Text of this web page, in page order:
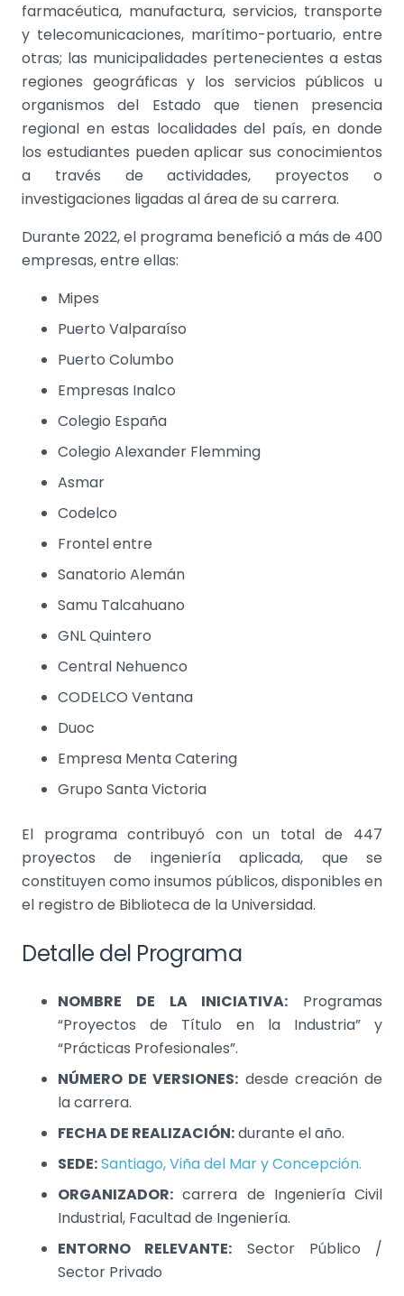
farmacéutica, manufactura, servicios, transporte
y telecomunicaciones, marítimo-portuario, entre
otras; las municipalidades pertenecientes a estas
regiones geográficas y los servicios públicos u
organismos del Estado que tienen presencia
regional en estas localidades del país, en donde
los estudiantes pueden aplicar sus conocimientos
a través de actividades, proyectos o
investigaciones ligadas al área de su carrera.
Durante 2022, el programa benefició a más de 400
empresas, entre ellas:
Mipes
Puerto Valparaíso
Puerto Columbo
Empresas Inalco
Colegio España
Colegio Alexander Flemming
Asmar
Codelco
Frontel entre
Sanatorio Alemán
Samu Talcahuano
GNL Quintero
Central Nehuenco
CODELCO Ventana
Duoc
Empresa Menta Catering
Grupo Santa Victoria
El programa contribuyó con un total de 447
proyectos de ingeniería aplicada, que se
constituyen como insumos públicos, disponibles en
el registro de Biblioteca de la Universidad.
Detalle del Programa
NOMBRE DE LA INICIATIVA: Programas
“Proyectos de Título en la Industria” y
“Prácticas Profesionales”.
NÚMERO DE VERSIONES: desde creación de
la carrera.
FECHA DE REALIZACIÓN:durante el año.
SEDE:Santiago, Viña del Mar y Concepción.
ORGANIZADOR: carrera de Ingeniería Civil
Industrial, Facultad de Ingeniería.
ENTORNO RELEVANTE: Sector Público /
Sector Privado